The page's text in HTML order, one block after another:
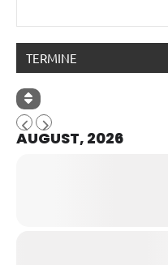
TERMINE
AUGUST, 2026